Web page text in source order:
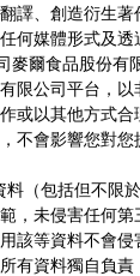
譯、創造衍生著
何媒體形式及透
爾食品股份有
限公司平台，以
或以其他方式合
不會影響您對您
，未侵害任何第
該等資料不會侵
有資料獨自負責